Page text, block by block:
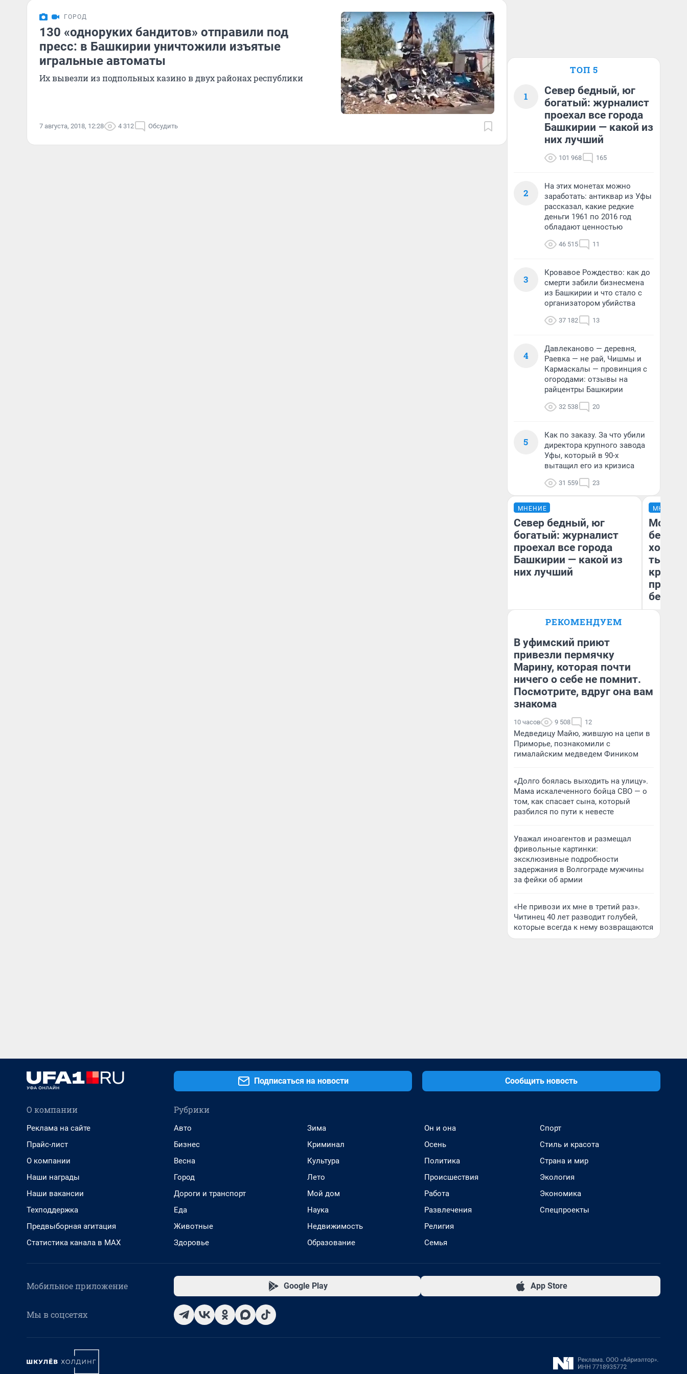
ГОРОД
130 «одноруких бандитов» отправили под
пресс: в Башкирии уничтожили изъятые
игральные автоматы
Их вывезли из подпольных казино в двух районах республики
7 августа, 2018, 12:28 4 312 Обсудить
ТОП 5
1
Север бедный, юг
богатый: журналист
проехал все города
Башкирии — какой из
них лучший
101 968 165
2
На этих монетах можно
заработать: антиквар из Уфы
рассказал, какие редкие
деньги 1961 по 2016 год
обладают ценностью
46 515 11
3
Кровавое Рождество: как до
смерти забили бизнесмена
из Башкирии и что стало с
организатором убийства
37 182 13
4
Давлеканово — деревня,
Раевка — не рай, Чишмы и
Кармаскалы — провинция с
огородами: отзывы на
райцентры Башкирии
32 538 20
5
Как по заказу. За что убили
директора крупного завода
Уфы, который в 90-х
вытащил его из кризиса
31 559 23
МНЕНИЕ
Север бедный, юг
богатый: журналист
проехал все города
Башкирии — какой из
них лучший
Андрей Бирюков
МНЕНИЕ
Мой
хотела
тысяч,
РЕКОМЕНДУЕМ
В уфимский приют
привезли пермячку
Марину, которая почти
ничего о себе не помнит.
Посмотрите, вдруг она вам
знакома
10 часов 9 508 12
Медведицу Майю, жившую на цепи в
Приморье, познакомили с
гималайским медведем Фиником
«Долго боялась выходить на улицу».
Мама искалеченного бойца СВО — о
том, как спасает сына, который
разбился по пути к невесте
Уважал иноагентов и размещал
фривольные картинки:
эксклюзивные подробности
задержания в Волгограде мужчины
за фейки об армии
«Не привози их мне в третий раз».
Читинец 40 лет разводит голубей,
которые всегда к нему возвращаются
Подписаться на новости Сообщить новость
О компании
Реклама на сайте
Прайс-лист
О компании
Наши награды
Наши вакансии
Техподдержка
Предвыборная агитация
Статистика канала в MAX
Рубрики
Авто
Бизнес
Весна
Город
Дороги и транспорт
Еда
Животные
Здоровье
Зима
Криминал
Культура
Лето
Мой дом
Наука
Недвижимость
Образование
Он и она
Осень
Политика
Происшествия
Работа
Развлечения
Религия
Семья
Спорт
Стиль и красота
Страна и мир
Экология
Экономика
Спецпроекты
Мобильное приложение Google Play App Store
Мы в соцсетях